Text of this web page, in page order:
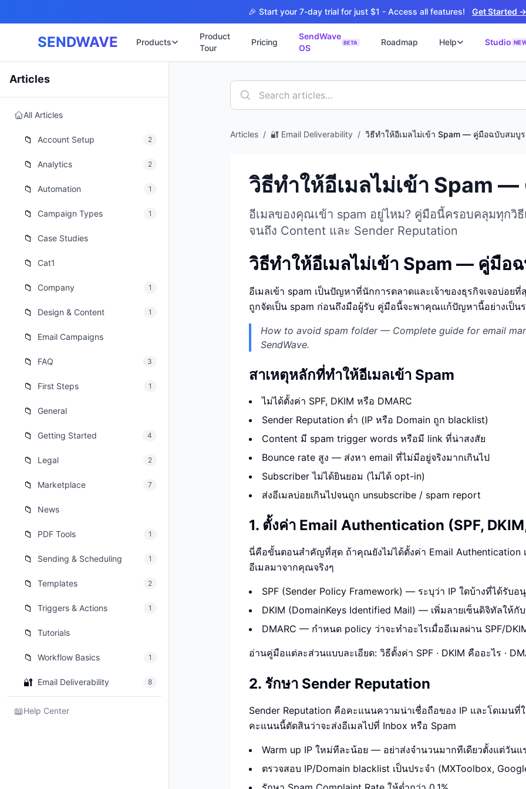
🎉 Start your 7-day trial for just $1 - Access all features! Get Started →
SENDWAVE Products
✍️
Product
Tour
Pricing
SendWave
OS
BETA Roadmap Help Studio
รับทำเว็บไซต์ธุรกิจ
พร้อมเปิดใช้งานภายใน 4 วัน
เริ่มต้น ฿9,900 · Fast Delivery
เว็บไซต์โรงงาน
เว็บไซต์สองภาษา NEW
Thai-English สำหรับ Export
Construction & Engineering
Logistics & Transportation
เว็บไซต์ AI + LINE OA
Chatbot + Lead อัตโนมัติ
ไม่มีข้อผูกมัด · ตอบกลับ 24 ชม.
ประเมินราคาฟรี →
Articles
All Articles
📁 Account Setup 2
📁 Analytics 2
📁 Automation 1
📁 Campaign Types 1
📁 Case Studies
📁 Cat1
📁 Company 1
📁 Design & Content 1
📁 Email Campaigns
📁 FAQ 3
📁 First Steps 1
📁 General
📁 Getting Started 4
📁 Legal 2
📁 Marketplace 7
📁 News
📁 PDF Tools 1
📁 Sending & Scheduling 1
📁 Templates 2
📁 Triggers & Actions 1
📁 Tutorials
📁 Workflow Basics 1
🔐 Email Deliverability 8
📖Help Center
Articles / 🔐 Email Deliverability / วิธีทำให้อีเมลไม่เข้า Spam — คู่มือฉบับสมบู
วิธีทำให้อีเมลไม่เข้า Spam
อีเมลของคุณเข้า spam อยู่ไหม? คู่มือนี้ครอบคลุมทุกวิ
จนถึง Content และ Sender Reputation
วิธีทำให้อีเมลไม่เข้า Spam — คู่มือ
อีเมลเข้า spam เป็นปัญหาที่นักการตลาดและเจ้าของธุรกิจเจอบ่อย
ถูกจัดเป็น spam ก่อนถึงมือผู้รับ คู่มือนี้จะพาคุณแก้ปัญหานี้อย่างเป็น
How to avoid spam folder — Complete guide for email
SendWave.
สาเหตุหลักที่ทำให้อีเมลเข้า Spam
ไม่ได้ตั้งค่า SPF, DKIM หรือ DMARC
Sender Reputation ต่ำ (IP หรือ Domain ถูก blacklist)
Content มี spam trigger words หรือมี link ที่น่าสงสัย
Bounce rate สูง — ส่งหา email ที่ไม่มีอยู่จริงมากเกินไป
Subscriber ไม่ได้ยินยอม (ไม่ได้ opt-in)
ส่งอีเมลบ่อยเกินไปจนถูก unsubscribe / spam report
1. ตั้งค่า Email Authentication (SPF,
นี่คือขั้นตอนสำคัญที่สุด ถ้าคุณยังไม่ได้ตั้งค่า Email Authentication
อีเมลมาจากคุณจริงๆ
SPF (Sender Policy Framework) — ระบุว่า IP ใดบ้างที่ได้รับ
DKIM (DomainKeys Identified Mail) — เพิ่มลายเซ็นดิจิทัลให้กั
DMARC — กำหนด policy ว่าจะทำอะไรเมื่ออีเมลผ่าน SPF/
อ่านคู่มือแต่ละส่วนแบบละเอียด: วิธีตั้งค่า SPF · DKIM คืออะไร ·
2. รักษา Sender Reputation
Sender Reputation คือคะแนนความน่าเชื่อถือของ IP และโดเมนที่
คะแนนนี้ตัดสินว่าจะส่งอีเมลไปที่ Inbox หรือ Spam
Warm up IP ใหม่ทีละน้อย — อย่าส่งจำนวนมากทีเดียวตั้งแต่วันแ
ตรวจสอบ IP/Domain blacklist เป็นประจำ (MXToolbox,